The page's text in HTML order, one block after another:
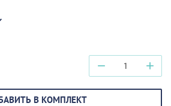
− +
В КОМПЛЕКТ